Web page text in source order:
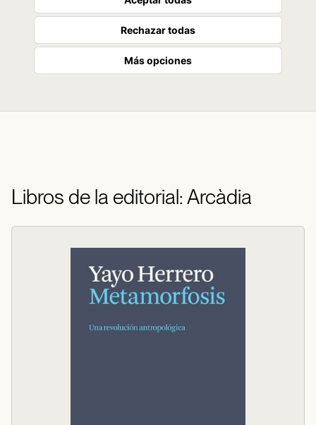
Rechazar todas
Más opciones
Libros de la editorial: Arcàdia